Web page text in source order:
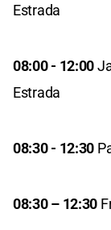
Estrada
08:00 - 12:00
Estrada
08:30 - 12:30
08:30 – 12:30